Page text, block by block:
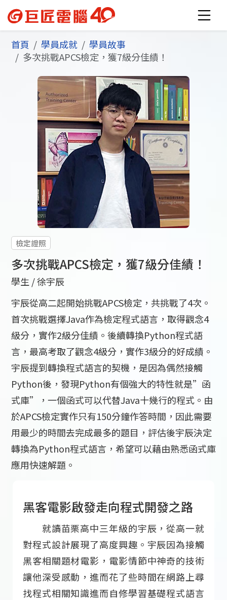
首頁 學員成就
學員故事
多次挑戰APCS檢定，獲7級分佳績！
檢定證照
多次挑戰APCS檢定，獲7級分佳績！
學生 /徐宇辰
宇辰從高二起開始挑戰APCS檢定，共挑戰了4次。
首次挑戰選擇Java作為檢定程式語言，取得觀念4
級分，實作2級分佳績。後續轉換Python程式語
言，最高考取了觀念4級分，實作3級分的好成績。
宇辰提到轉換程式語言的契機，是因為偶然接觸
Python後，發現Python有個強大的特性就是”函
式庫”，一個函式可以代替Java十幾行的程式。由
於APCS檢定實作只有150分鐘作答時間，因此需要
用最少的時間去完成最多的題目，評估後宇辰決定
轉換為Python程式語言，希望可以藉由熟悉函式庫
應用快速解題。
黑客電影啟發走向程式開發之路
就讀苗栗高中三年級的宇辰，從高一就
對程式設計展現了高度興趣。宇辰因為接觸
黑客相關題材電影，電影情節中神奇的技術
讓他深受感動，進而花了些時間在網路上尋
找程式相關知識進而自修學習基礎程式語言